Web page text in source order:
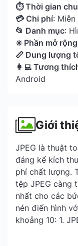
⏱ Thời gian
💳 Chi phí: Miễn
📂 Danh mục:
✳️ Phần mở rộng
📏 Dung lượng
👩‍💻 Tương
Android
Giới
JPEG là thuật
đáng kể kích
phí chất lượng.
tệp JPEG càng
nhất cho các
nén điển hình
khoảng 10: 1.